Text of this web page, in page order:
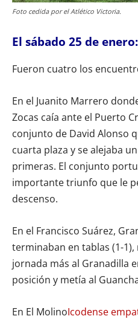
Foto cedida por el Atlético Victoria.
El sábado 25 de enero:
Fueron cuatro los
En el Juanito Marrero
Zocas caía ante el Puerto
conjunto de David Alonso
cuarta plaza y se alejaba
primeras. El conjunto
importante triunfo que le
descenso.
En el Francisco Suárez,
terminaban en tablas (1-
jornada más al Granadilla
posición y metía al
En El MolinoIcodense